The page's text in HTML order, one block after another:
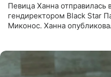
Певица Ханна отправилась
гендиректором Black Star
Миконос. Ханна